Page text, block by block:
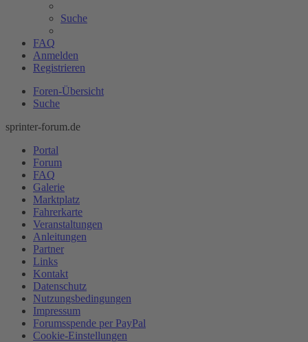
Suche
FAQ
Anmelden
Registrieren
Foren-Übersicht
Suche
sprinter-forum.de
Portal
Forum
FAQ
Galerie
Marktplatz
Fahrerkarte
Veranstaltungen
Anleitungen
Partner
Links
Kontakt
Datenschutz
Nutzungsbedingungen
Impressum
Forumsspende per PayPal
Cookie-Einstellungen